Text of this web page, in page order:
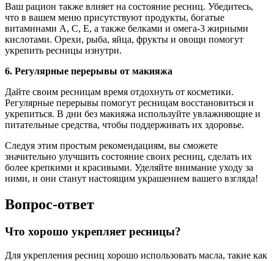
Ваш рацион также влияет на состояние ресниц. Убедитесь,
что в вашем меню присутствуют продукты, богатые
витаминами A, C, E, а также белками и омега-3 жирными
кислотами. Орехи, рыба, яйца, фрукты и овощи помогут
укрепить ресницы изнутри.
6. Регулярные перерывы от макияжа
Дайте своим ресницам время отдохнуть от косметики.
Регулярные перерывы помогут ресницам восстановиться и
укрепиться. В дни без макияжа используйте увлажняющие и
питательные средства, чтобы поддерживать их здоровье.
Следуя этим простым рекомендациям, вы сможете
значительно улучшить состояние своих ресниц, сделать их
более крепкими и красивыми. Уделяйте внимание уходу за
ними, и они станут настоящим украшением вашего взгляда!
Вопрос-ответ
Что хорошо укрепляет ресницы?
Для укрепления ресниц хорошо использовать масла, такие как